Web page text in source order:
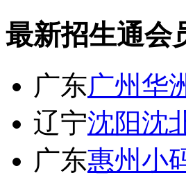
最新招生通会
广东广州华
辽宁沈阳沈
广东惠州小